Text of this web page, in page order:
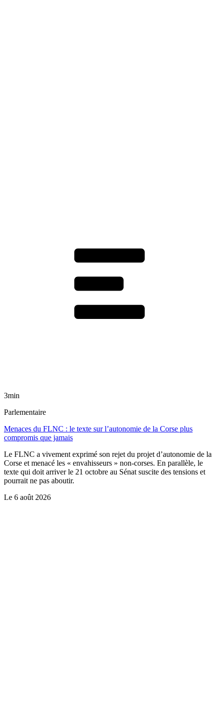
3min
Parlementaire
Menaces du FLNC : le texte sur l’autonomie de la Corse plus
compromis que jamais
Le FLNC a vivement exprimé son rejet du projet d’autonomie de la
Corse et menacé les « envahisseurs » non-corses. En parallèle, le
texte qui doit arriver le 21 octobre au Sénat suscite des tensions et
pourrait ne pas aboutir.
Le 6 août 2026